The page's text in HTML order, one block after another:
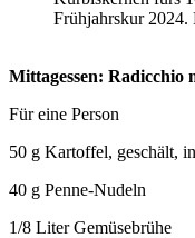
Frühjahrskur 2024.
Mittagessen: Radicchio
Für eine Person
50 g Kartoffel, geschält,
40 g Penne-Nudeln
1/8 Liter Gemüsebrühe